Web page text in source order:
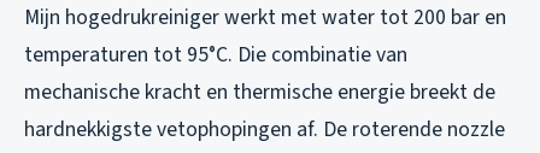
Mijn hogedrukreiniger werkt met water tot 200 bar en
temperaturen tot 95°C. Die combinatie van
mechanische kracht en thermische energie breekt de
hardnekkigste vetophopingen af. De roterende nozzle